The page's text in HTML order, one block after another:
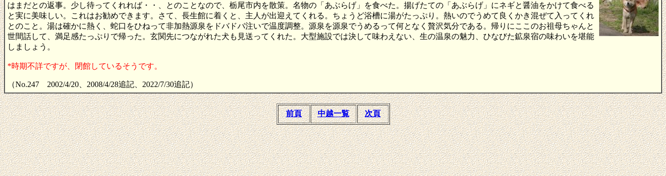
はまだとの返事。少し待ってくれれば・・、とのことなので、栃尾市内を散策。名物の「あぶらげ」を食べた。揚げたての「あぶらげ」にネギと醤油をかけて食べる
と実に美味しい。これはお勧めできます。さて、長生館に着くと、主人が出迎えてくれる。ちょうど浴槽に湯がたっぷり。熱いのでうめて良くかき混ぜて入ってくれ
とのこと。湯は確かに熱く、蛇口をひねって非加熱源泉をドバドバ注いで温度調整。源泉を源泉でうめるって何となく贅沢気分である。帰りにここのお祖母ちゃんと
世間話して、満足感たっぷりで帰った。玄関先につながれた犬も見送ってくれた。大型施設では決して味わえない、生の温泉の魅力、ひなびた鉱泉宿の味わいを堪能
しましょう。
*時期不詳ですが、閉館しているそうです。
（No.247 2002/4/20、2008/4/28追記、2022/7/30追記）
前頁 中越一覧 次頁